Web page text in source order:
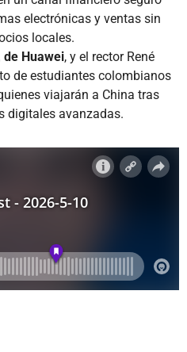
electrónicas y ventas sin
locales.
Huawei, y el rector René
de estudiantes colombianos
viajarán a China tras
digitales avanzadas.